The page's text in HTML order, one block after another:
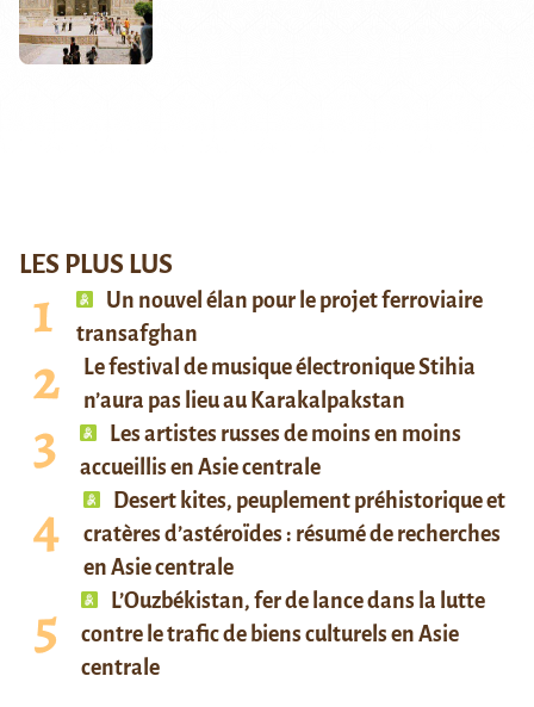
LES PLUS LUS
Un nouvel élan pour le projet ferroviaire
transafghan
Le festival de musique électronique Stihia
n’aura pas lieu au Karakalpakstan
Les artistes russes de moins en moins
accueillis en Asie centrale
Desert kites, peuplement préhistorique et
cratères d’astéroïdes : résumé de recherches
en Asie centrale
L’Ouzbékistan, fer de lance dans la lutte
contre le trafic de biens culturels en Asie
centrale